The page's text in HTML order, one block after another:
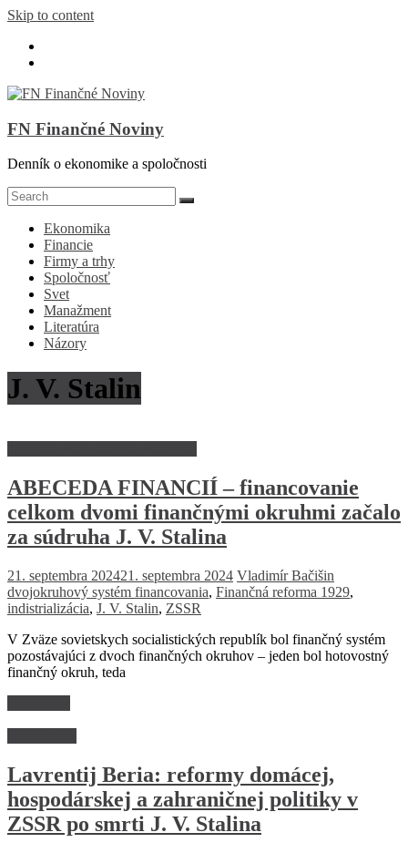
Skip to content
FN Finančné Noviny
Denník o ekonomike a spoločnosti
Ekonomika
Financie
Firmy a trhy
Spoločnosť
Svet
Manažment
Literatúra
Názory
J. V. Stalin
ABECEDA FINANCIÍ – financovanie
celkom dvomi finančnými okruhmi začalo
za súdruha J. V. Stalina
21. septembra 202421. septembra 2024 Vladimír Bačišin
dvojokruhový systém financovania, Finančná reforma 1929,
indistrializácia, J. V. Stalin, ZSSR
V Zväze sovietskych socialistických republík bol finančný systém
pozostávajúci z dvoch finančných okruhov – jeden bol hotovostný
finančný okruh, teda
Lavrentij Beria: reformy domácej,
hospodárskej a zahraničnej politiky v
ZSSR po smrti J. V. Stalina